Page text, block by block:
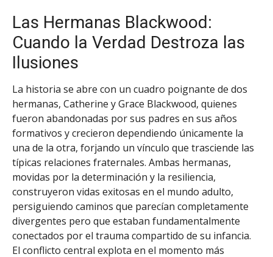
Las Hermanas Blackwood:
Cuando la Verdad Destroza las
Ilusiones
La historia se abre con un cuadro poignante de dos
hermanas, Catherine y Grace Blackwood, quienes
fueron abandonadas por sus padres en sus años
formativos y crecieron dependiendo únicamente la
una de la otra, forjando un vínculo que trasciende las
típicas relaciones fraternales. Ambas hermanas,
movidas por la determinación y la resiliencia,
construyeron vidas exitosas en el mundo adulto,
persiguiendo caminos que parecían completamente
divergentes pero que estaban fundamentalmente
conectados por el trauma compartido de su infancia.
El conflicto central explota en el momento más